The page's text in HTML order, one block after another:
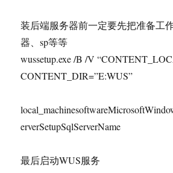
装后端服务器前一定要先把准备工
器、sp等等
wussetup.exe /B /V
CONTENT_DIR=”E:WUS”
erverSetupSqlServerName
最后启动WUS服务